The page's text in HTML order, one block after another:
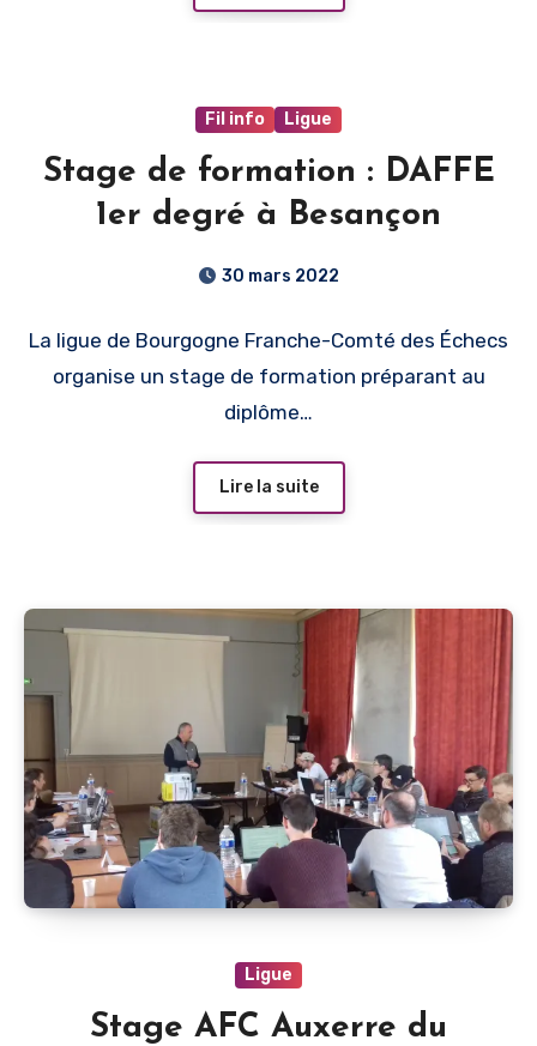
Fil info Ligue
Stage de formation : DAFFE
1er degré à Besançon
30 mars 2022
La ligue de Bourgogne Franche-Comté des Échecs
organise un stage de formation préparant au
diplôme…
Lire la suite
Ligue
Stage AFC Auxerre du